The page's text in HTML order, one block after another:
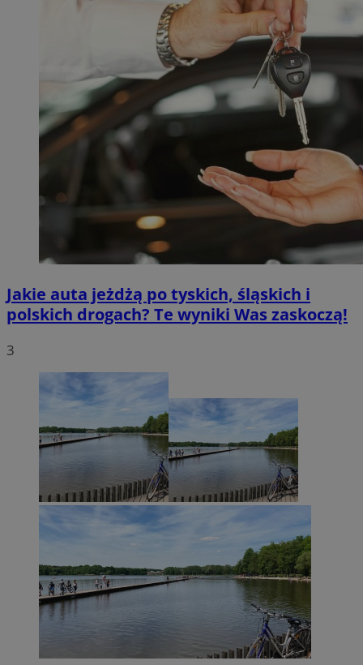
Jakie auta jeżdżą po tyskich, śląskich i
polskich drogach? Te wyniki Was zaskoczą!
3